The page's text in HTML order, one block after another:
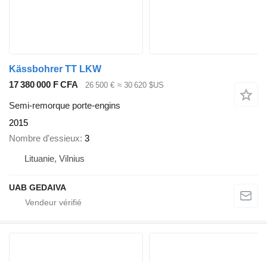
Kässbohrer TT LKW
17 380 000 F CFA
26 500 € ≈ 30 620 $US
Semi-remorque porte-engins
2015
Nombre d'essieux 3
Lituanie, Vilnius
UAB GEDAIVA